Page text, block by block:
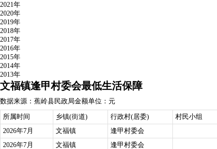
2021年
2020年
2019年
2018年
2017年
2016年
2015年
2014年
2013年
文福镇逢甲村委会最低生活保障
数据来源：蕉岭县民政局金额单位：元
所属时间 乡镇(街道) 行政村(居委)
村民小组
2026年7月
文福镇
逢甲村委会
2026年7月
文福镇
逢甲村委会